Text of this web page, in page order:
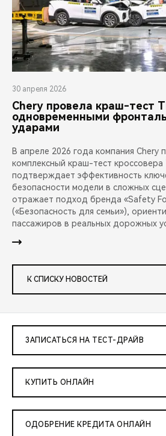
30 апреля 2026
Chery провела краш-тест
одновременными
ударами
В апреле 2026 года компания Chery
комплексный краш-тест
подтверждает эффективность
безопасности модели в сложных
отражает подход бренда «Safety
(«Безопасность для семьи»),
пассажиров в реальных дорожных
К СПИСКУ НОВОСТЕЙ
ЗАПИСАТЬСЯ НА ТЕСТ-ДРАЙВ
КУПИТЬ ОНЛАЙН
ОДОБРЕНИЕ КРЕДИТА ОНЛАЙН